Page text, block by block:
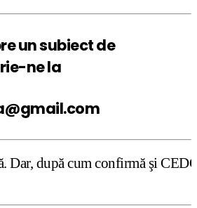
un subiect de
ne la
şi CEDO în cazul